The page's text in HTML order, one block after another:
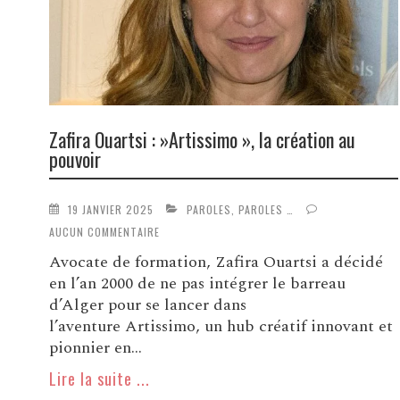
Zafira Ouartsi : »Artissimo », la création au
pouvoir
19 JANVIER 2025
PAROLES, PAROLES …
AUCUN COMMENTAIRE
Avocate de formation, Zafira Ouartsi a décidé
en l’an 2000 de ne pas intégrer le barreau
d’Alger pour se lancer dans
l’aventure Artissimo, un hub créatif innovant et
pionnier en...
Lire la suite ...